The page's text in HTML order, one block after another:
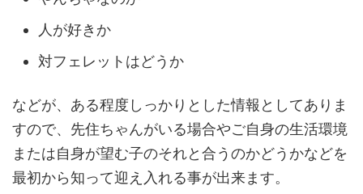
人が好きか
対フェレットはどうか
などが、ある程度しっかりとした情報としてありま
すので、先住ちゃんがいる場合やご自身の生活環境
または自身が望む子のそれと合うのかどうかなどを
最初から知って迎え入れる事が出来ます。